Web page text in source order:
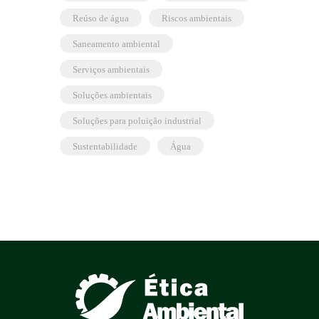
reúso de água riscos ambientais
saneamento ambiental
serviços ambientais
soluções ambientais
soluções para poluição industrial
sustentabilidade água